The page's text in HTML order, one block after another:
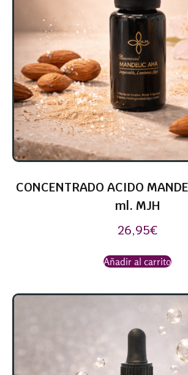
CONCENTRADO ACIDO
ml. MJH
26,95€
Añadir al carrito